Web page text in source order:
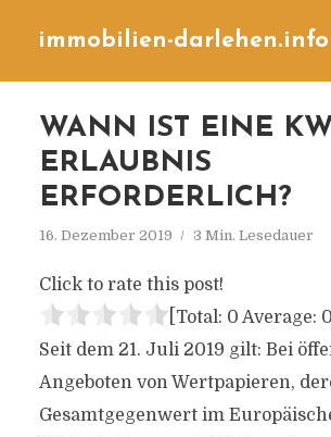
immobilien-darlehen.info
WANN IST EINE
ERLAUBNIS
ERFORDERLICH?
16. Dezember 2019 3 Min. Lesedauer
Click to rate this post!
[Total: 0 Average: 0
Seit dem 21. Juli 2019 gilt: Bei
Angeboten von Wertpapieren,
Gesamtgegenwert im